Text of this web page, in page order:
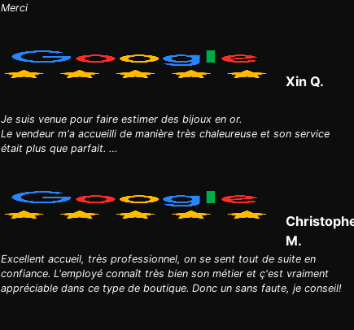
Merci
Xin Q.
Je suis venue pour faire estimer des bijoux en or.
Le vendeur m'a accueilli de manière très chaleureuse et son service
était plus que parfait. …
M.
Excellent accueil, très professionnel, on se sent tout de suite en
confiance. L'employé connaît très bien son métier et ç'est vraiment
appréciable dans ce type de boutique. Donc un sans faute, je conseil!